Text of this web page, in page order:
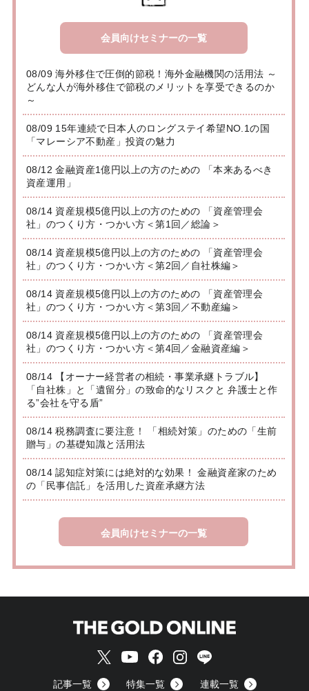
会員向けセミナーの一覧
08/09 海外移住で圧倒的節税！海外金融機関の活用法 ～
どんな人が海外移住で節税のメリットを享受できるのか
～
08/09 15年連続で日本人のロングステイ希望NO.1の国
「マレーシア不動産」投資の魅力
08/12 金融資産1億円以上の方のための 「本来あるべき
資産運用」
08/14 資産規模5億円以上の方のための 「資産管理会
社」のつくり方・つかい方＜第1回／総論＞
08/14 資産規模5億円以上の方のための 「資産管理会
社」のつくり方・つかい方＜第2回／自社株編＞
08/14 資産規模5億円以上の方のための 「資産管理会
社」のつくり方・つかい方＜第3回／不動産編＞
08/14 資産規模5億円以上の方のための 「資産管理会
社」のつくり方・つかい方＜第4回／金融資産編＞
08/14 【オーナー経営者の相続・事業承継トラブル】
「自社株」と「遺留分」の致命的なリスクと 弁護士と作
る”会社を守る盾”
08/14 税務調査に要注意！ 「相続対策」のための「生前
贈与」の基礎知識と活用法
08/14 認知症対策には絶対的な効果！ 金融資産家のため
の「民事信託」を活用した資産承継方法
会員向けセミナーの一覧
記事一覧 特集一覧 連載一覧